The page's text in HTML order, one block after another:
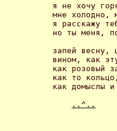
я не хочу
мне холодно,
я расскажу
но ты меня,
запей весну,
вином, как
как розовый
как то
как домыслы
..^..